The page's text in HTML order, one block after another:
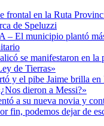
frontal en la Ruta
de Speluzzi
– El municipio plantó
se manifestaron en la
de Tierras»
y el pibe Jaime brilla en
dieron a Messi?»
a su nueva novia y
fin, podemos dejar de